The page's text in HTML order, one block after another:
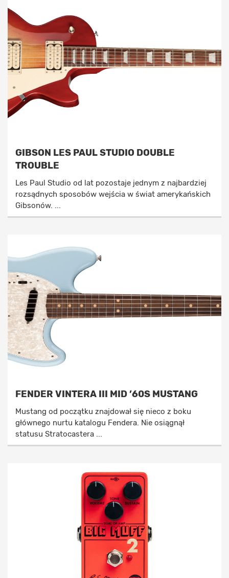
GIBSON LES PAUL STUDIO DOUBLE
TROUBLE
Les Paul Studio od lat pozostaje jednym z najbardziej
rozsądnych sposobów wejścia w świat amerykańskich
Gibsonów. ...
FENDER VINTERA III MID ’60S MUSTANG
Mustang od początku znajdował się nieco z boku
głównego nurtu katalogu Fendera. Nie osiągnął
statusu Stratocastera ...